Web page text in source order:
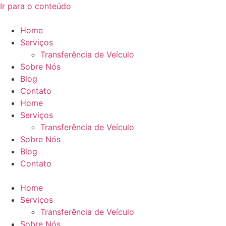
Ir para o conteúdo
Home
Serviços
Transferência de Veículo
Sobre Nós
Blog
Contato
Home
Serviços
Transferência de Veículo
Sobre Nós
Blog
Contato
Home
Serviços
Transferência de Veículo
Sobre Nós